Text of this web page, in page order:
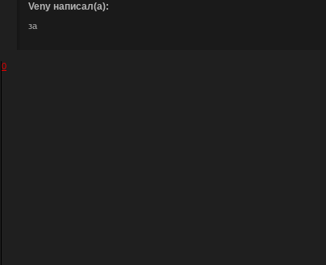
Veny написал(а):
за
0